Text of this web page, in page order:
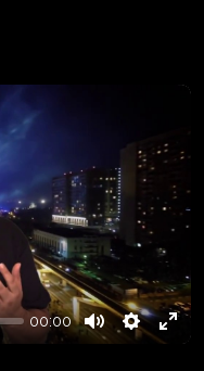
00:00
Mute
Settings